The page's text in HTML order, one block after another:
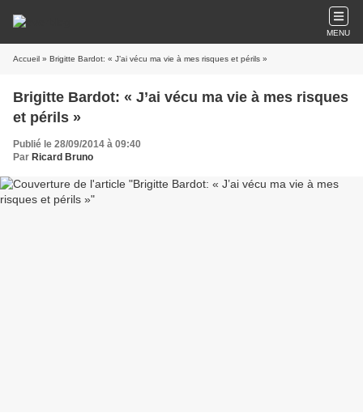
MENU
Accueil » Brigitte Bardot: « J’ai vécu ma vie à mes risques et périls »
Brigitte Bardot: « J’ai vécu ma vie à mes risques
et périls »
Publié le 28/09/2014 à 09:40
Par Ricard Bruno